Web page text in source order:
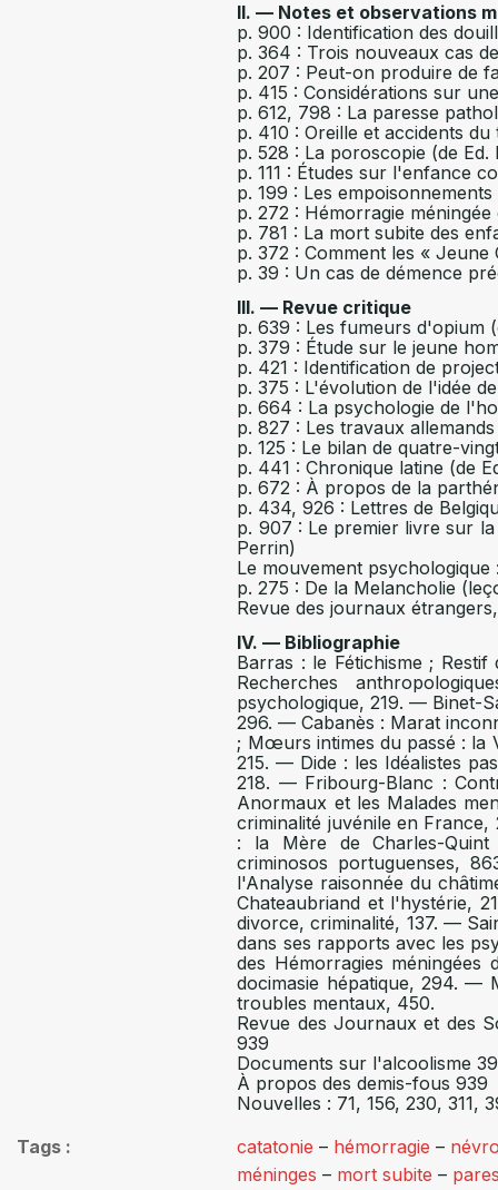
II. — Notes et observations
p. 900 : Identification des
p. 364 : Trois nouveaux cas
p. 207 : Peut-on produire de
p. 415 : Considérations sur
p. 612, 798 : La paresse
p. 410 : Oreille et accidents
p. 528 : La poroscopie (de Ed.
p. 111 : Études sur l'enfance
p. 199 : Les
p. 272 : Hémorragie
p. 781 : La mort subite des
p. 372 : Comment les «
p. 39 : Un cas de démence
III. — Revue critique
p. 639 : Les fumeurs d'opium
p. 379 : Étude sur le jeune
p. 421 : Identification de
p. 375 : L'évolution de l'idée
p. 664 : La psychologie de
p. 827 : Les travaux
p. 125 : Le bilan de quatre-
p. 441 : Chronique latine (de
p. 672 : À propos de la
p. 434, 926 : Lettres de
p. 907 : Le premier livre sur
Perrin)
Le mouvement
p. 275 : De la Melancholie
Revue des journaux
IV. — Bibliographie
Barras : le Fétichisme ;
Recherches
psychologique, 219. — Binet-
296. — Cabanès : Marat
; Mœurs intimes du passé : la
215. — Dide : les Idéalistes
218. — Fribourg-Blanc :
Anormaux et les Malades
criminalité juvénile en
: la Mère de Charles-
criminosos portuguenses,
l'Analyse raisonnée du
Chateaubriand et l'hystérie,
divorce, criminalité, 137. —
dans ses rapports avec les
des Hémorragies
docimasie hépatique, 294. —
troubles mentaux, 450.
Revue des Journaux et des
939
Documents sur l'alcoolisme
À propos des demis-fous 939
Nouvelles : 71, 156, 230, 311,
Tags
catatonie – hémorragie –
méninges – mort subite –